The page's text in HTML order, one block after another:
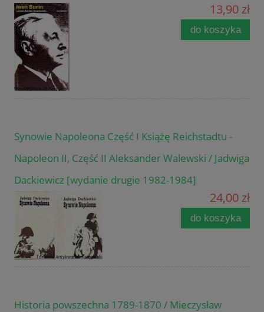
13,90 zł
do koszyka
Synowie Napoleona Część I Książę Reichstadtu -
Napoleon II, Część II Aleksander Walewski / Jadwiga
Dackiewicz [wydanie drugie 1982-1984]
24,00 zł
do koszyka
Historia powszechna 1789-1870 / Mieczysław